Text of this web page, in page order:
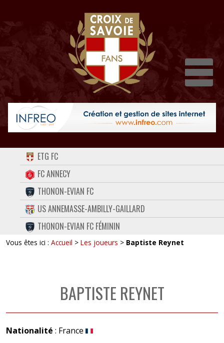
ACCUEIL
FORUM
CONTACT
FACEBOOK
TWITTER
ETG FC
FC ANNECY
THONON-EVIAN FC
US ANNEMASSE-AMBILLY-GAILLARD
THONON-EVIAN FC FÉMININ
Vous êtes ici : Accueil > Les joueurs > Baptiste Reynet
BAPTISTE REYNET
Nationalité : France